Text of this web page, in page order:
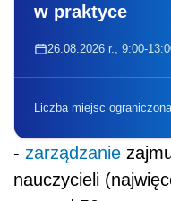
w praktyce
26.08.2026 r., 9:00-
Liczba miejsc ograniczona
- zarządzanie
nauczycieli